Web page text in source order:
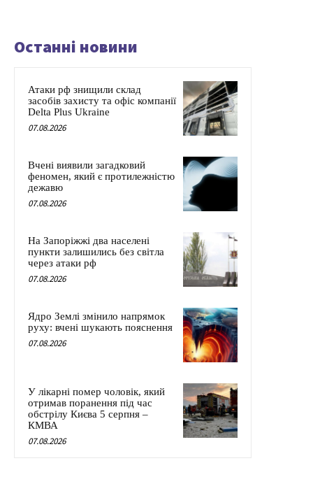
Останні новини
Атаки рф знищили склад
засобів захисту та офіс компанії
Delta Plus Ukraine
07.08.2026
Вчені виявили загадковий
феномен, який є протилежністю
дежавю
07.08.2026
На Запоріжжі два населені
пункти залишились без світла
через атаки рф
07.08.2026
Ядро Землі змінило напрямок
руху: вчені шукають пояснення
07.08.2026
У лікарні помер чоловік, який
отримав поранення під час
обстрілу Києва 5 серпня –
КМВА
07.08.2026